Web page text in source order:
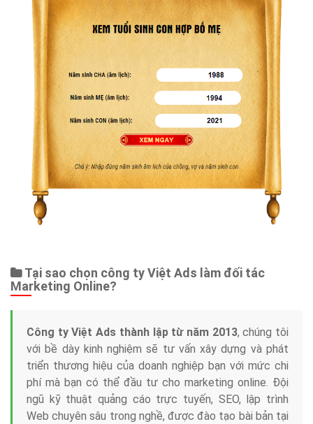
Tại sao chọn công ty Việt Ads làm đối tác
Marketing Online?
Công ty Việt Ads thành lập từ năm 2013, chúng tôi
với bề dày kinh nghiệm sẽ tư vấn xây dựng và phát
triển thương hiệu của doanh nghiệp bạn với mức chi
phí mà bạn có thể đầu tư cho marketing online. Đội
ngũ kỹ thuật quảng cáo trực tuyến, SEO, lập trình
Web chuyên sâu trong nghề, được đào tạo bài bản tại